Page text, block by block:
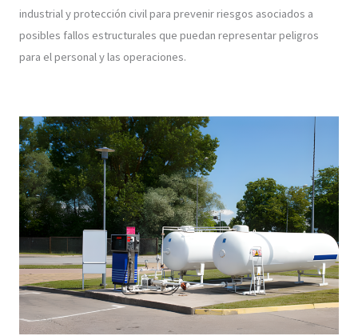
industrial y protección civil para prevenir riesgos asociados a
posibles fallos estructurales que puedan representar peligros
para el personal y las operaciones.